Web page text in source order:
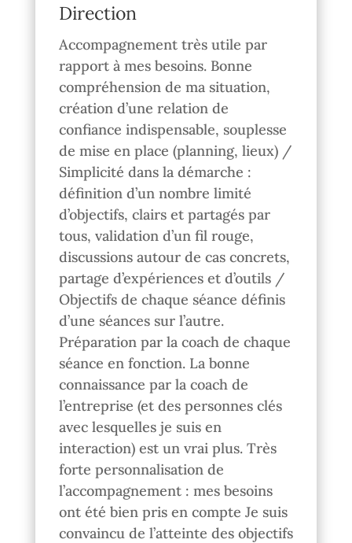
Direction
Accompagnement très utile par
rapport à mes besoins. Bonne
compréhension de ma situation,
création d’une relation de
confiance indispensable, souplesse
de mise en place (planning, lieux) /
Simplicité dans la démarche :
définition d’un nombre limité
d’objectifs, clairs et partagés par
tous, validation d’un fil rouge,
discussions autour de cas concrets,
partage d’expériences et d’outils /
Objectifs de chaque séance définis
d’une séances sur l’autre.
Préparation par la coach de chaque
séance en fonction. La bonne
connaissance par la coach de
l’entreprise (et des personnes clés
avec lesquelles je suis en
interaction) est un vrai plus. Très
forte personnalisation de
l’accompagnement : mes besoins
ont été bien pris en compte Je suis
convaincu de l’atteinte des objectifs